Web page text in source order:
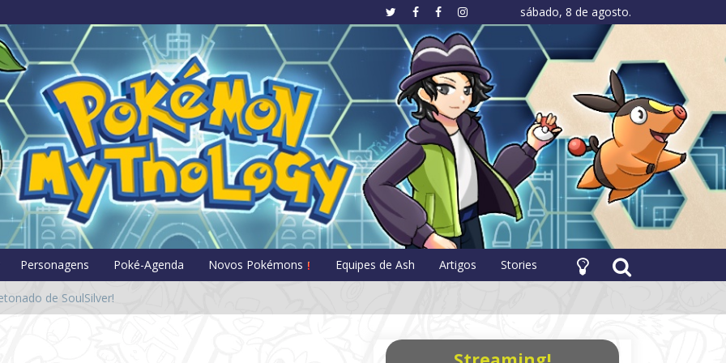
sábado, 8 de agosto.
Pokémon Mythology
Personagens Poké-Agenda Novos Pokémons Equipes de Ash Artigos Stories
de SoulSilver!